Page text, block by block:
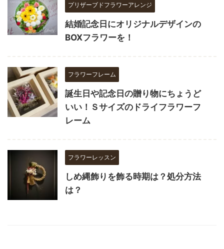
プリザーブドフラワーアレンジ
結婚記念日にオリジナルデザインの
BOXフラワーを！
フラワーフレーム
誕生日や記念日の贈り物にちょうど
いい！Ｓサイズのドライフラワーフ
レーム
フラワーレッスン
しめ縄飾りを飾る時期は？処分方法
は？